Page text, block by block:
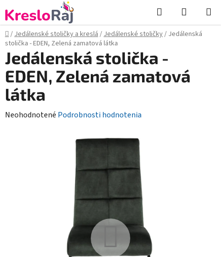
na
obsah
Hľadať
KOŠÍK
Domov
/Jedálenské stoličky a kreslá/Jedálenské stoličky/ Jedálenská
stolička - EDEN, Zelená zamatová látka
Jedálenská stolička -
EDEN, Zelená zamatová
látka
Priemerné
Neohodnotené Podrobnosti hodnotenia